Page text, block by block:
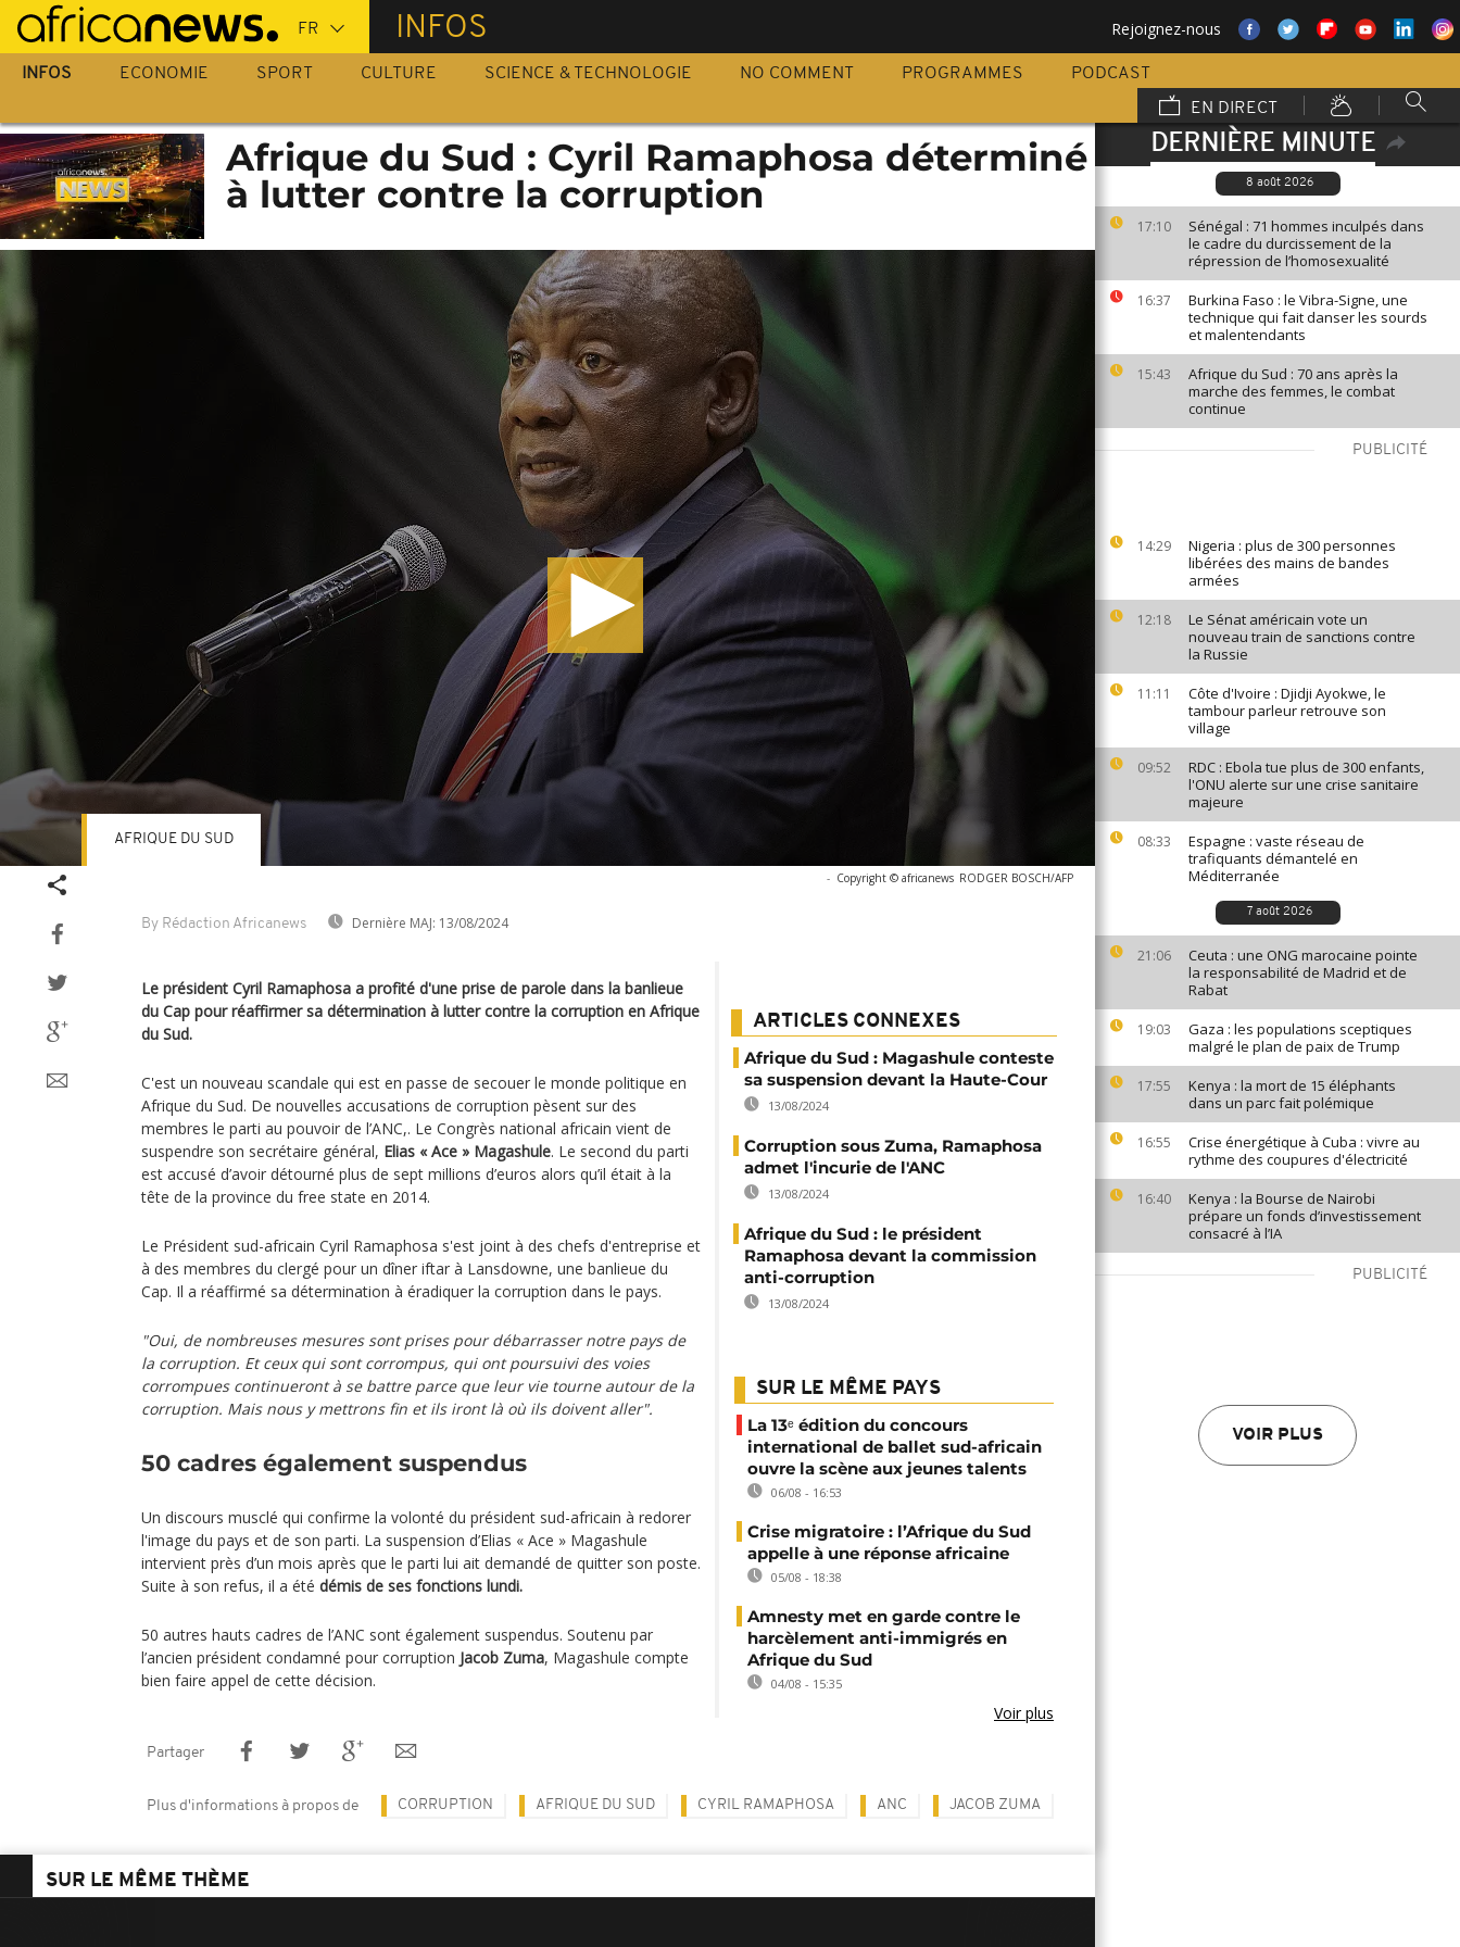
Passer
au
contenu
INFOS Rejoignez-nous
INFOS ECONOMIE SPORT CULTURE SCIENCE & TECHNOLOGIE NO COMMENT PROGRAMMES
PODCAST
EN DIRECT
DERNIÈRE MINUTE
8 août 2026
17:10
Sénégal : 71 hommes inculpés dans
le cadre du durcissement de la
répression de l’homosexualité
16:37
Burkina Faso : le Vibra-Signe, une
technique qui fait danser les sourds
et malentendants
15:43
Afrique du Sud : 70 ans après la
marche des femmes, le combat
continue
PUBLICITÉ
14:29
Nigeria : plus de 300 personnes
libérées des mains de bandes
armées
12:18
Le Sénat américain vote un
nouveau train de sanctions contre
la Russie
11:11
Côte d'Ivoire : Djidji Ayokwe, le
tambour parleur retrouve son
village
09:52
RDC : Ebola tue plus de 300 enfants,
l'ONU alerte sur une crise sanitaire
majeure
08:33
Espagne : vaste réseau de
trafiquants démantelé en
Méditerranée
7 août 2026
21:06
Ceuta : une ONG marocaine pointe
la responsabilité de Madrid et de
Rabat
19:03
Gaza : les populations sceptiques
malgré le plan de paix de Trump
17:55
Kenya : la mort de 15 éléphants
dans un parc fait polémique
16:55
Crise énergétique à Cuba : vivre au
rythme des coupures d'électricité
16:40
Kenya : la Bourse de Nairobi
prépare un fonds d’investissement
consacré à l’IA
PUBLICITÉ
VOIR PLUS
Afrique du Sud : Cyril Ramaphosa déterminé
à lutter contre la corruption
- Copyright © africanews RODGER BOSCH/AFP
By Rédaction Africanews Dernière MAJ: 13/08/2024
AFRIQUE DU SUD
Le président Cyril Ramaphosa a profité d'une prise de parole dans la banlieue
du Cap pour réaffirmer sa détermination à lutter contre la corruption en Afrique
du Sud.
C'est un nouveau scandale qui est en passe de secouer le monde politique en
Afrique du Sud. De nouvelles accusations de corruption pèsent sur des
membres le parti au pouvoir de l’ANC,. Le Congrès national africain vient de
suspendre son secrétaire général, Elias « Ace » Magashule. Le second du parti
est accusé d’avoir détourné plus de sept millions d’euros alors qu’il était à la
tête de la province du free state en 2014.
Le Président sud-africain Cyril Ramaphosa s'est joint à des chefs d'entreprise et
à des membres du clergé pour un dîner iftar à Lansdowne, une banlieue du
Cap. Il a réaffirmé sa détermination à éradiquer la corruption dans le pays.
"Oui, de nombreuses mesures sont prises pour débarrasser notre pays de
la corruption. Et ceux qui sont corrompus, qui ont poursuivi des voies
corrompues continueront à se battre parce que leur vie tourne autour de la
corruption. Mais nous y mettrons fin et ils iront là où ils doivent aller".
50 cadres également suspendus
Un discours musclé qui confirme la volonté du président sud-africain à redorer
l'image du pays et de son parti. La suspension d’Elias « Ace » Magashule
intervient près d’un mois après que le parti lui ait demandé de quitter son poste.
Suite à son refus, il a été démis de ses fonctions lundi.
50 autres hauts cadres de l’ANC sont également suspendus. Soutenu par
l’ancien président condamné pour corruption Jacob Zuma, Magashule compte
bien faire appel de cette décision.
ARTICLES CONNEXES
Afrique du Sud : Magashule conteste
sa suspension devant la Haute-Cour
13/08/2024
Corruption sous Zuma, Ramaphosa
admet l'incurie de l'ANC
13/08/2024
Afrique du Sud : le président
Ramaphosa devant la commission
anti-corruption
13/08/2024
SUR LE MÊME PAYS
La 13ᵉ édition du concours
international de ballet sud-africain
ouvre la scène aux jeunes talents
06/08 - 16:53
Crise migratoire : l’Afrique du Sud
appelle à une réponse africaine
05/08 - 18:38
Amnesty met en garde contre le
harcèlement anti-immigrés en
Afrique du Sud
04/08 - 15:35
Voir plus
Partager
Plus d'informations à propos de CORRUPTION AFRIQUE DU SUD CYRIL RAMAPHOSA ANC JACOB ZUMA
SUR LE MÊME THÈME